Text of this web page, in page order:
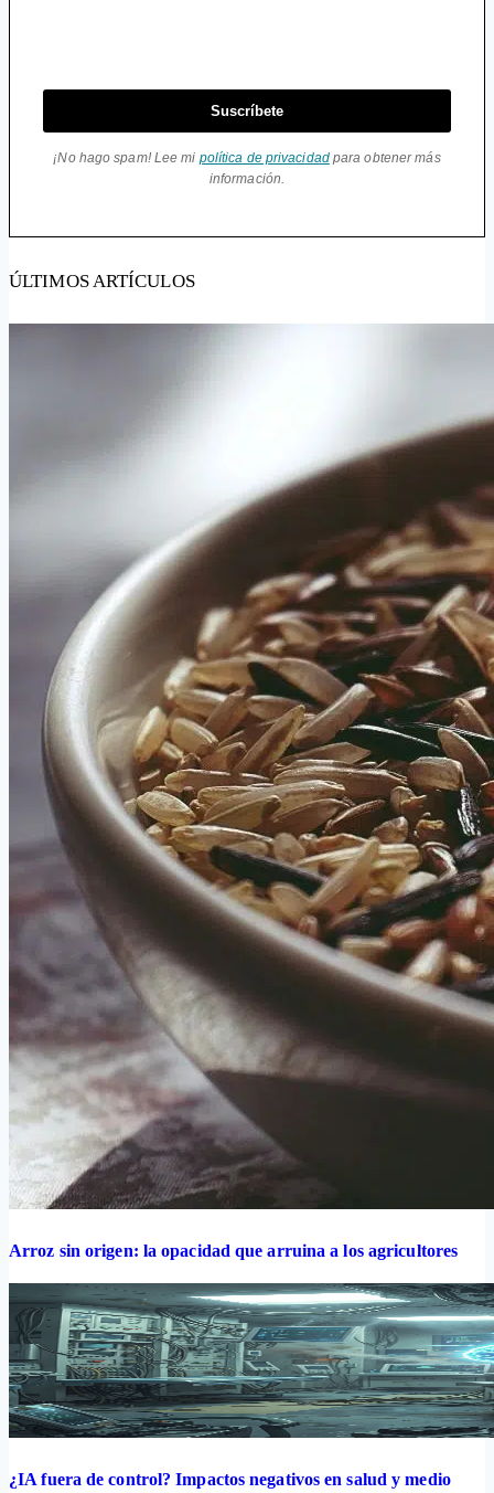
Suscríbete
¡No hago spam! Lee mi política de privacidadpara obtener más
información.
ÚLTIMOS ARTÍCULOS
Arroz sin origen: la opacidad que arruina a los agricultores
¿IA fuera de control? Impactos negativos en salud y medio